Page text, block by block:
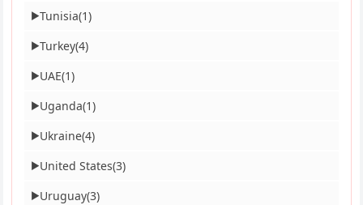
▶Tunisia(1)
▶Turkey(4)
▶UAE(1)
▶Uganda(1)
▶Ukraine(4)
▶United States(3)
▶Uruguay(3)